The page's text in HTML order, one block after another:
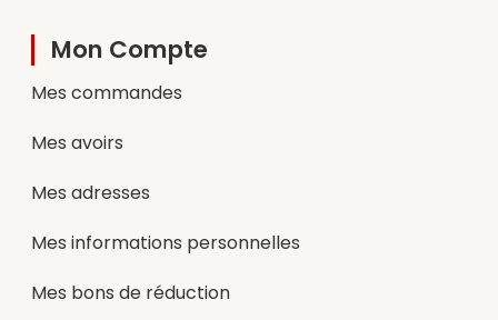
Mon Compte
Mes commandes
Mes avoirs
Mes adresses
Mes informations personnelles
Mes bons de réduction